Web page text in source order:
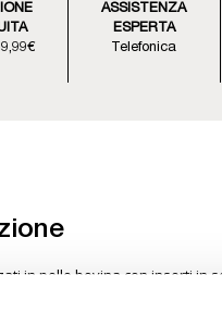
ASSISTENZA
ESPERTA
Telefonica
in pelle bovina con inserti in
e traspirante fissa
comfort di calzata. Suola in